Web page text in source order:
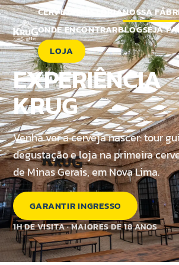
CERVEJAS HISTÓRIANOSSA
ONDE ENCONTRARBLOGSEJA
LOJA
EXPERIÊNCIA
KRUG
Venha ver a cerveja nascer: tour
degustação e loja na primeira
de Minas Gerais, em Nova Lima.
GARANTIR INGRESSO
1H DE VISITA · MAIORES DE 18 ANOS